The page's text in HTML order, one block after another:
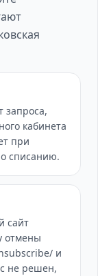
запроса,
кабинета
при
списанию.
сайт
отмены
и
не решен,